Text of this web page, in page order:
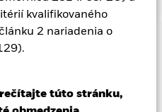
kvalifikovaného
2 nariadenia o
túto stránku,
kapitál.
investovanú sumu.